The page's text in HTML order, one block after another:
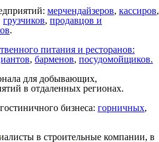
мерчендайзеров, кассиров,
грузчиков, продавцов и
.
питания и ресторанов:
, барменов, посудомойщиков.
для добывающих,
в отдаленных регионах.
бизнеса: горничных,
в строительные компании, в